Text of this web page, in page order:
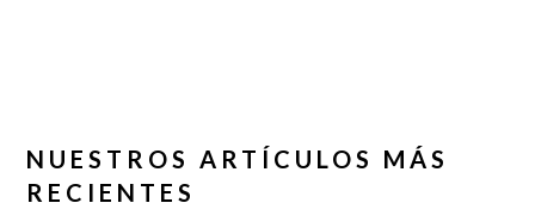
NUESTROS ARTÍCULOS MÁS
RECIENTES